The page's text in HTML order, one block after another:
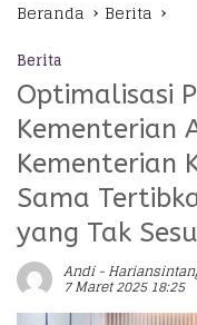
Beranda Berita
Berita
Optimalisasi
Kementerian
Kementerian
Sama
yang Tak
Andi -
7 Maret 2025 18:25